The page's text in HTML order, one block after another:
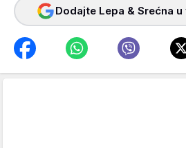
Dodajte Lepa & Srećna